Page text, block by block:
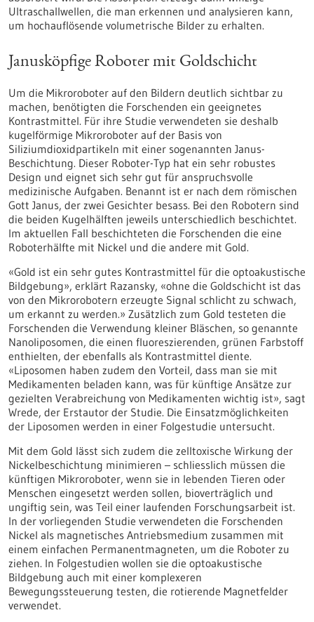
Ultraschallwellen, die man erkennen und analysieren kann,
um hochauflösende volumetrische Bilder zu erhalten.
Janusköpfige Roboter mit Goldschicht
Um die Mikroroboter auf den Bildern deutlich sichtbar zu
machen, benötigten die Forschenden ein geeignetes
Kontrastmittel. Für ihre Studie verwendeten sie deshalb
kugelförmige Mikroroboter auf der Basis von
Siliziumdioxidpartikeln mit einer sogenannten Janus-
Beschichtung. Dieser Roboter-Typ hat ein sehr robustes
Design und eignet sich sehr gut für anspruchsvolle
medizinische Aufgaben. Benannt ist er nach dem römischen
Gott Janus, der zwei Gesichter besass. Bei den Robotern sind
die beiden Kugelhälften jeweils unterschiedlich beschichtet.
Im aktuellen Fall beschichteten die Forschenden die eine
Roboterhälfte mit Nickel und die andere mit Gold.
«Gold ist ein sehr gutes Kontrastmittel für die optoakustische
Bildgebung», erklärt Razansky, «ohne die Goldschicht ist das
von den Mikrorobotern erzeugte Signal schlicht zu schwach,
um erkannt zu werden.» Zusätzlich zum Gold testeten die
Forschenden die Verwendung kleiner Bläschen, so genannte
Nanoliposomen, die einen fluoreszierenden, grünen Farbstoff
enthielten, der ebenfalls als Kontrastmittel diente.
«Liposomen haben zudem den Vorteil, dass man sie mit
Medikamenten beladen kann, was für künftige Ansätze zur
gezielten Verabreichung von Medikamenten wichtig ist», sagt
Wrede, der Erstautor der Studie. Die Einsatzmöglichkeiten
der Liposomen werden in einer Folgestudie untersucht.
Mit dem Gold lässt sich zudem die zelltoxische Wirkung der
Nickelbeschichtung minimieren – schliesslich müssen die
künftigen Mikroroboter, wenn sie in lebenden Tieren oder
Menschen eingesetzt werden sollen, bioverträglich und
ungiftig sein, was Teil einer laufenden Forschungsarbeit ist.
In der vorliegenden Studie verwendeten die Forschenden
Nickel als magnetisches Antriebsmedium zusammen mit
einem einfachen Permanentmagneten, um die Roboter zu
ziehen. In Folgestudien wollen sie die optoakustische
Bildgebung auch mit einer komplexeren
Bewegungssteuerung testen, die rotierende Magnetfelder
verwendet.